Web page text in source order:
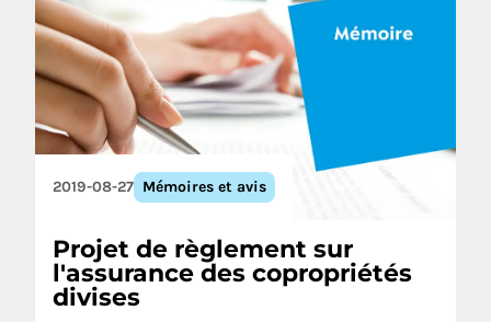
2019-08-27 Mémoires et avis
Projet de règlement sur
l'assurance des copropriétés
divises